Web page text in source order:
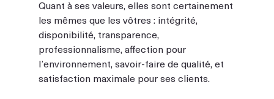
Quant à ses valeurs, elles sont certainement
les mêmes que les vôtres : intégrité,
disponibilité, transparence,
professionnalisme, affection pour
l’environnement, savoir-faire de qualité, et
satisfaction maximale pour ses clients.